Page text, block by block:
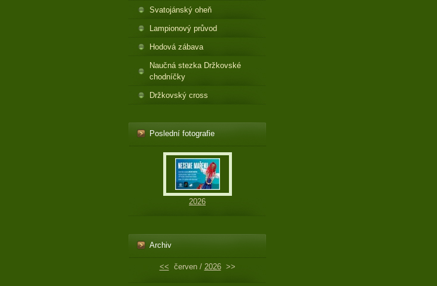
Svatojánský oheň
Lampionový průvod
Hodová zábava
Naučná stezka Držkovské
chodníčky
Držkovský cross
Poslední fotografie
2026
Archiv
<< červen / 2026 >>